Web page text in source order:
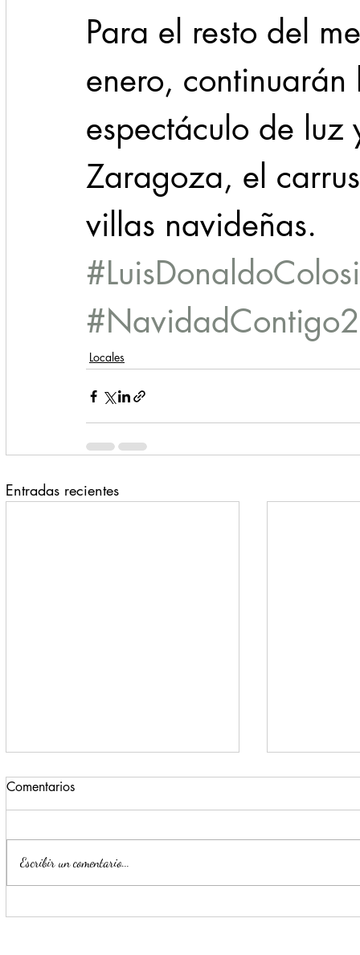
Para el resto del
enero,
espectáculo de
Zaragoza, el
villas navideñas.
Locales
Entradas recientes
Monterrey registra un 72% de
Escobedo
Comentarios
Escribir un comentario...